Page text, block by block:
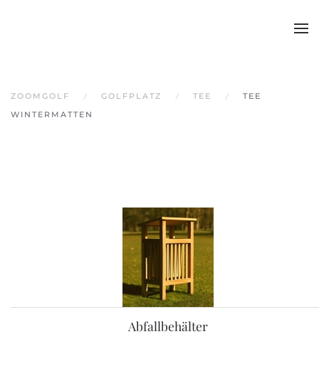
ZOOMGOLF GOLFPLATZ TEE
TEE
WINTERMATTEN
Abfallbehälter